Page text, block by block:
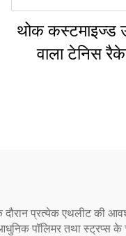
थोक कस्टमाइज्ड
वाला टेनिस
के दौरान प्रत्येक एथलीट
पॉलिमर तथा